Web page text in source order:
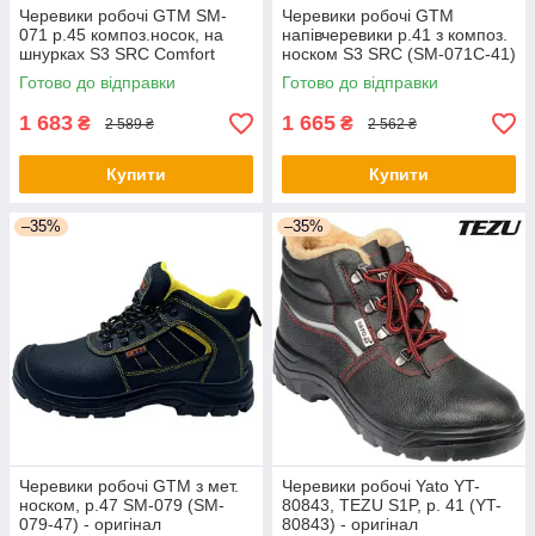
Черевики робочі GTM SM-
071 р.45 композ.носок, на
шнурках S3 SRC Comfort
(SM-071-45) - оригінал
Готово до відправки
1 683 ₴ 2 589 ₴
Купити
Черевики робочі GTM
напівчеревики р.41 з композ.
носком S3 SRC (SM-071C-41)
- оригінал
Готово до відправки
1 665 ₴ 2 562 ₴
Купити
–35%
Черевики робочі GTM з мет.
носком, р.47 SM-079 (SM-
079-47) - оригінал
–35%
Черевики робочі Yato YT-
80843, TEZU S1P, р. 41 (YT-
80843) - оригінал